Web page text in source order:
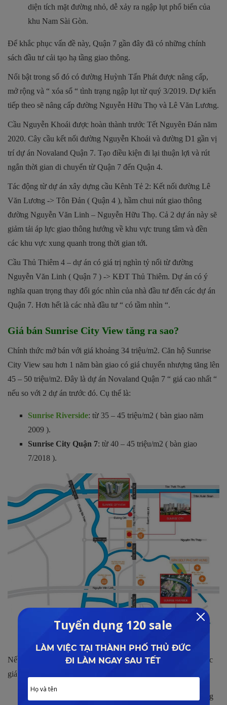
diện tích mặt đường nhỏ, dễ xảy ra ngập lụt phổ biến của
khu Nam Sài Gòn.
Để khắc phục vấn đề này, Quận 7 gần đây đã có những chính
sách đầu tư cải tạo hạ tầng giao thông.
Nổi bật trong số đó có đường Huỳnh Tấn Phát được nâng cấp,
mở rộng và “ xóa sổ “ tình trạng ngập lụt từ quý 3/2019. Dự kiến
tiếp theo sẽ nâng cấp đường Nguyễn Hữu Thọ và Lê Văn Lương.
Cầu Nguyễn Khoái được hoàn thành trước Tết Nguyên Đán năm
2020. Cây cầu kết nối đường Nguyễn Khoái và đường D1 gần vị
trí dự án Novaland Quận 7. Tạo điều kiện đi lại thuận lợi và rút
ngắn thời gian di chuyển từ Quận 7 đến Quận 4.
Tác động từ dự án xây dựng cầu Kênh Tẻ 2: Kết nối đường Lê
Văn Lương -> Tôn Đản ( Quận 4 ), hầm chui nút giao thông
đường Nguyễn Văn Linh – Nguyễn Hữu Thọ. Cả 2 dự án này sẽ
giảm tải áp lực giao thông hướng về khu vực trung tâm và đền
các khu vực xung quanh trong thời gian tới.
Cầu Thủ Thiêm 4 – dự án có giá trị nghìn tỷ nối từ đường
Nguyễn Văn Linh ( Quận 7 ) -> KĐT Thủ Thiêm. Dự án có ý
nghĩa quan trọng thay đổi góc nhìn của nhà đầu tư đến các dự án
Quận 7. Hơn hết là các nhà đầu tư “ có tầm nhìn “.
Giá bán Sunrise City View tăng ra sao?
Chính thức mở bán với giá khoảng 34 triệu/m2. Căn hộ Sunrise
City View sau hơn 1 năm bàn giao có giá chuyển nhượng tăng lên
45 – 50 triệu/m2. Đây là dự án Novaland Quận 7 “ giá cao nhất “
nếu so với 2 dự án trước đó. Cụ thể là:
Sunrise Riverside: từ 35 – 45 triệu/m2 ( bàn giao năm
2009 ).
Sunrise City Quận 7: từ 40 – 45 triệu/m2 ( bàn giao
7/2018 ).
Nếu so sánh với các căn hộ Quận 7 mới thì đây là dự án có mức
giá bán “ rẻ ”. Minh chứng bởi:
giá bán khoảng 55 – 60 triệu/m2 đang